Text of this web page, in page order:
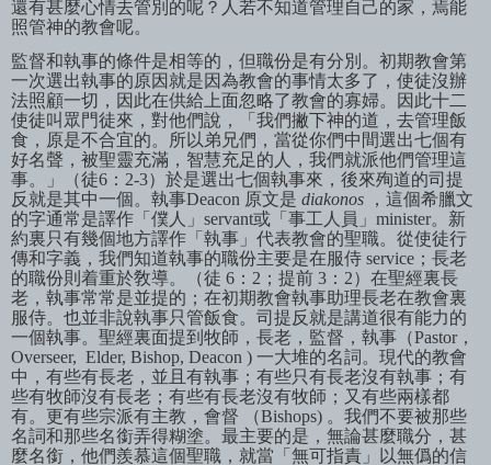
還有甚麼心情去管別的呢？人若不知道管理自己的家，焉能
照管神的教會呢。
監督和執事的條件是相等的，但職份是有分別。初期教會第
一次選出執事的原因就是因為教會的事情太多了，使徒沒辦
法照顧一切，因此在供給上面忽略了教會的寡婦。因此十二
使徒叫眾門徒來，對他們說，「我們撇下神的道，去管理飯
食，原是不合宜的。所以弟兄們，當從你們中間選出七個有
好名聲，被聖靈充滿，智慧充足的人，我們就派他們管理這
事。」（徒6 ： 2-3）於是選出七個執事來，後來殉道的司提
反就是其中一個。執事Deacon 原文是 diakonos
，這個希臘文
的字通常是譯作「僕人」 servant或「事工人員」 minister。新
約裏只有幾個地方譯作「執事」代表教會的聖職。從使徒行
傳和字義，我們知道執事的職份主要是在服侍 service ；長老
的職份則着重於敎導。（徒 6 ： 2 ；提前 3 ： 2）在聖經裏長
老，執事常常是並提的；在初期教會執事助理長老在教會裏
服侍。也並非說執事只管飯食。司提反就是講道很有能力的
一個執事。聖經裏面提到牧師，長老，監督，執事（Pastor，
Overseer, Elder, Bishop, Deacon ) 一大堆的名詞。現代的教會
中，有些有長老，並且有執事；有些只有長老沒有執事；有
些有牧師沒有長老；有些有長老沒有牧師；又有些兩樣都
有。更有些宗派有主教，會督
（Bishops) 。我們不要被那些
名詞和那些名銜弄得糊塗。最主要的是，無論甚麼職分，甚
麼名銜，他們羨慕這個聖職，就當「無可指責」以無僞的信